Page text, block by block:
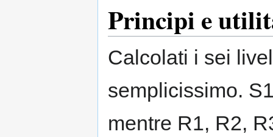
Principi e
Calcolati i sei
semplicissimo.
mentre R1, R2,